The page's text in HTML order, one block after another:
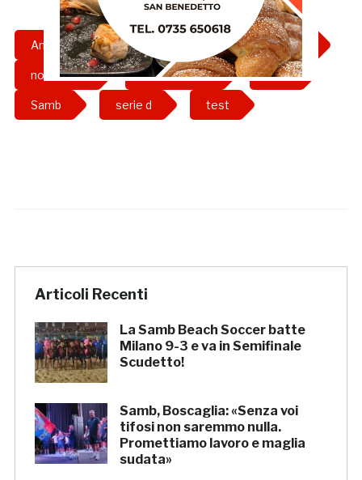
Amichevole estate
notaresco preparazione ritiro
Samb serie d test
Articoli Recenti
La Samb Beach Soccer batte
Milano 9-3 e va in Semifinale
Scudetto!
Samb, Boscaglia: «Senza voi
tifosi non saremmo nulla.
Promettiamo lavoro e maglia
sudata»